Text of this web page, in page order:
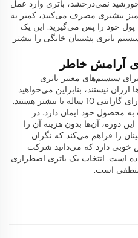
نمی‌درخشد، باتری وارد عمل
بیشتری مصرف می‌کنید، کمتر به
خود را پس می‌گیرید. این یک
باتری پشتیبان خانگی را بیشتر
آرامش خاطر
سیستم‌های معتبر باتری
نیستند، بنابراین می‌خواهید
ماندگار باشند. بهترین آن‌ها معمولاً دارای گارانتی 10 ساله یا بیشتر هستند.
محصول خود ایمان دارد. در
دوره، آن‌ها بدون هزینه آن را
را فراهم می‌کند که نگران
خوبی دارد که می‌دانید شرکت
است. انتخاب یک باتری اضطراری
منطقی است.